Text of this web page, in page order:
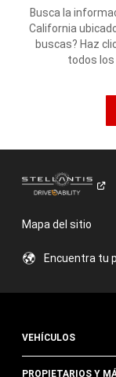
Busca la
California
buscas? Haz
todos los
Mapa del sitio
Encuentra tu
VEHÍCULOS
PROPIETARIOS Y